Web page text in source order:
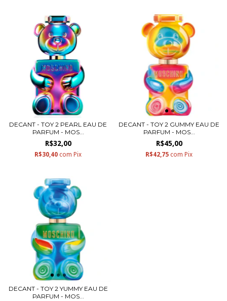
DECANT - TOY 2 PEARL EAU DE
PARFUM - MOS...
R$32,00
R$30,40 com Pix
DECANT - TOY 2 GUMMY EAU DE
PARFUM - MOS...
R$45,00
R$42,75 com Pix
DECANT - TOY 2 YUMMY EAU DE
PARFUM - MOS...